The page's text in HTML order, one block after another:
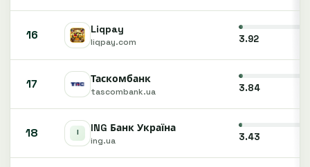
16 Liqpay
liqpay.com 3.92
17 Таскомбанк
tascombank.ua 3.84
18 ING Банк Україна
ing.ua 3.43